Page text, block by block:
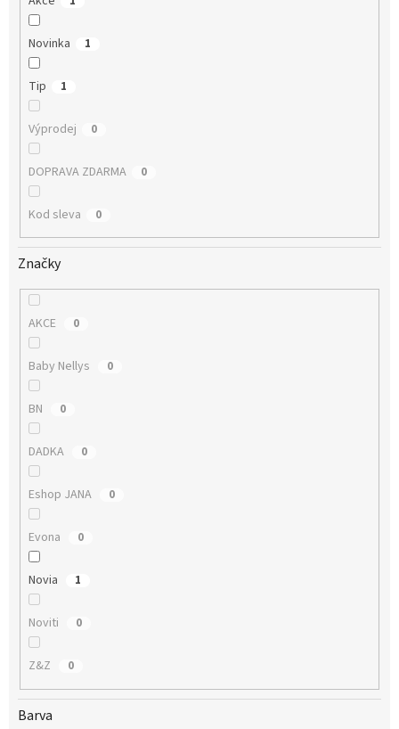
Novinka 1
Tip 1
Výprodej 0
DOPRAVA ZDARMA 0
Kod sleva 0
Značky
AKCE 0
Baby Nellys 0
BN 0
DADKA 0
Eshop JANA 0
Evona 0
Novia 1
Noviti 0
Z&Z 0
Barva